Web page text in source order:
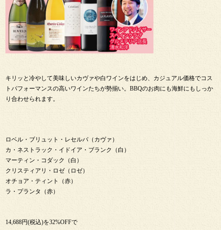
キリッと冷やして美味しいカヴァや白ワインをはじめ、カジュアル価格でコス
トパフォーマンスの高いワインたちが勢揃い。BBQのお肉にも海鮮にもしっか
り合わせられます。
ロベル・ブリュット・レセルバ（カヴァ）
カ・ネストラック・イドイア・ブランク（白）
マーティン・コダック（白）
クリスティアリ・ロゼ（ロゼ）
オチョア・ティント（赤）
ラ・プランタ（赤）
14,688円(税込)を32%OFFで